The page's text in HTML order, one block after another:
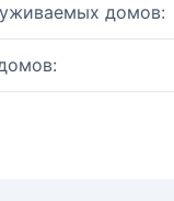
домов: